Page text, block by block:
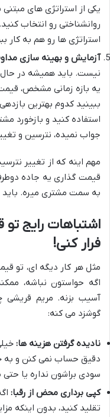
یکی از استراتژی های مبتنی
روانشناختی رو انتخاب
استراتژی ها رو هم به کار
آزمایش و بهینه سازی
نیست. باید همیشه در حال
یه بازه زمانی مشخص،
استفاده کنید و بازخورد
جواب نمیده، نترسین و
مهم اینه که از تغییر
قیمت گذاری یه جاده
به سمت مشتری میره.
اشتباهات رایج
فرار کنی!
مثل هر کار دیگه ای، تو
اگه حواستون نباشه،
آسیب بزنه. مریم قریشی
گوشزد می کنه:
نادیده گرفتن هزینه ها:
دقیق حساب نمی کنن و به
سودی براشون نداره یا
کپی برداری محض از رقبا:
تقلید کنید، بدون اینکه